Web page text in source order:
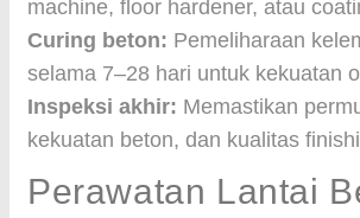
machine, floor hardener, atau
Curing beton: Pemeliharaan
selama 7–28 hari untuk kekuatan
Inspeksi akhir: Memastikan
kekuatan beton, dan kualitas
Perawatan Lantai